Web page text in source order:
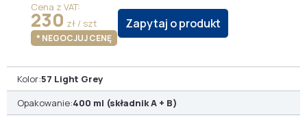
Cena z VAT:
230 zł / szt
* NEGOCJUJ CENĘ
Zapytaj o produkt
Kolor:57 Light Grey
Opakowanie:400 ml (składnik A + B)